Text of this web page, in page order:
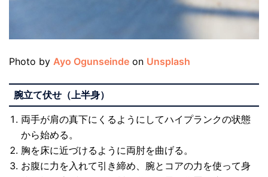
Photo by Ayo Ogunseinde on Unsplash
腕立て伏せ（上半身）
両手が肩の真下にくるようにしてハイプランクの状態
から始める。
胸を床に近づけるように両肘を曲げる。
お腹に力を入れて引き締め、腕とコアの力を使って身